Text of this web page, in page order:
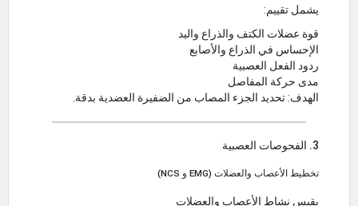
يشمل تقييم:
قوة عضلات الكتف والذراع واليد
الإحساس في الذراع والأصابع
ردود الفعل العصبية
مدى حركة المفاصل
الهدف: تحديد الجزء المصاب من الضفيرة العضدية بدقة.
3. الفحوصات العصبية
تخطيط الأعصاب والعضلات (EMG و NCS)
يقيس نشاط الأعصاب والعضلات